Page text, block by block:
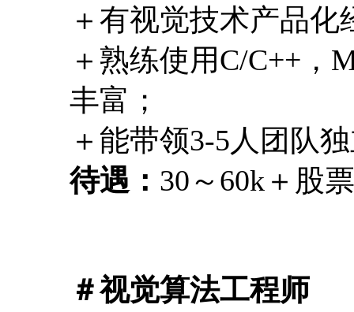
＋有视觉技术产品化
＋熟练使用C/C++，
丰富；
＋能带领3-5人团队
待遇： 30～60k＋股票
＃视觉算法工程师